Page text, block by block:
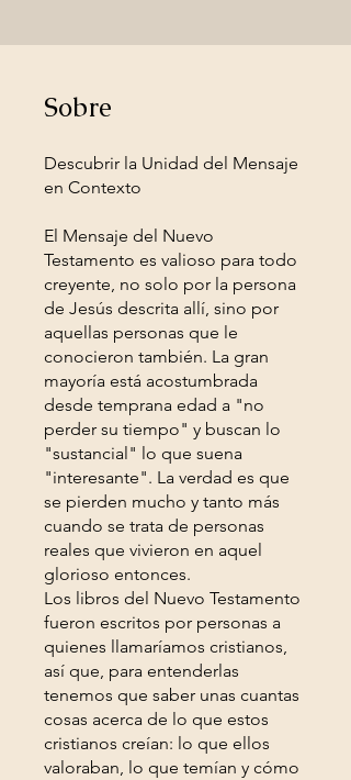
Sobre
Descubrir la Unidad del Mensaje
en Contexto
El Mensaje del Nuevo
Testamento es valioso para todo
creyente, no solo por la persona
de Jesús descrita allí, sino por
aquellas personas que le
conocieron también. La gran
mayoría está acostumbrada
desde temprana edad a "no
perder su tiempo" y buscan lo
"sustancial" lo que suena
"interesante". La verdad es que
se pierden mucho y tanto más
cuando se trata de personas
reales que vivieron en aquel
glorioso entonces.
Los libros del Nuevo Testamento
fueron escritos por personas a
quienes llamaríamos cristianos,
así que, para entenderlas
tenemos que saber unas cuantas
cosas acerca de lo que estos
cristianos creían: lo que ellos
valoraban, lo que temían y cómo